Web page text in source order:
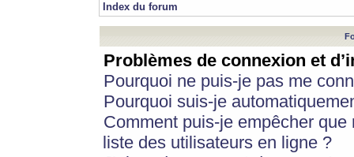
Index du forum
Problèmes de connexion et
Pourquoi ne puis-je pas me
Pourquoi suis-je
Comment puis-je empêcher
liste des utilisateurs en ligne ?